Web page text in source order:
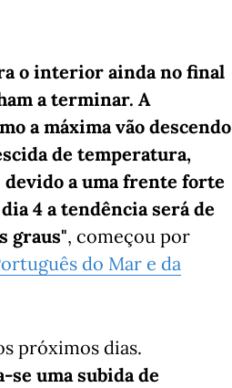
o interior ainda no final
a terminar. A
a máxima vão descendo
de temperatura,
a uma frente forte
4 a tendência será de
graus", começou por
do Mar e da
próximos dias.
se uma subida de